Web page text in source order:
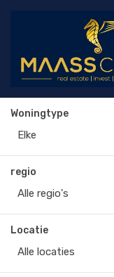
Woningtype
Elke
regio
Alle regio's
Locatie
Alle locaties